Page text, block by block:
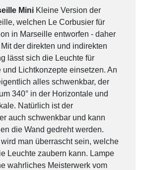
Mini Kleine Version der
welchen Le Corbusier für
in Marseille entworfen - daher
der direkten und indirekten
lässt sich die Leuchte für
Lichtkonzepte einsetzen. An
alles schwenkbar, der
340° in der Horizontale und
Natürlich ist der
auch schwenkbar und kann
die Wand gedreht werden.
man überrascht sein, welche
Leuchte zaubern kann. Lampe
wahrliches Meisterwerk vom